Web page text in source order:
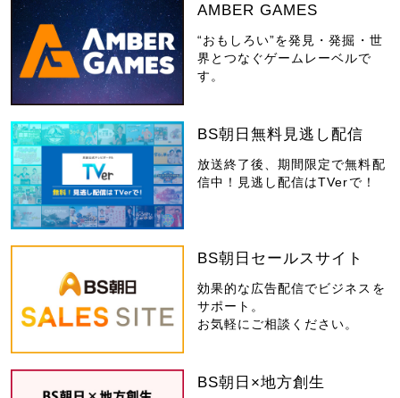
AMBER GAMES
“おもしろい”を発見・発掘・世
界とつなぐゲームレーベルで
す。
BS朝日無料見逃し配信
放送終了後、期間限定で無料配
信中！見逃し配信はTVerで！
BS朝日セールスサイト
効果的な広告配信でビジネスを
サポート。
お気軽にご相談ください。
BS朝日×地方創生